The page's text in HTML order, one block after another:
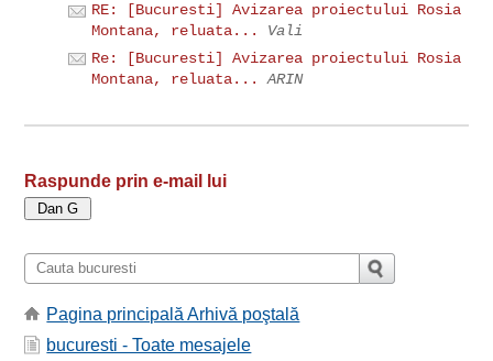
RE: [Bucuresti] Avizarea proiectului Rosia
Montana, reluata...
Vali
Re: [Bucuresti] Avizarea proiectului Rosia
Montana, reluata...
ARIN
Raspunde prin e-mail lui
Pagina principală Arhivă poştală
bucuresti - Toate mesajele